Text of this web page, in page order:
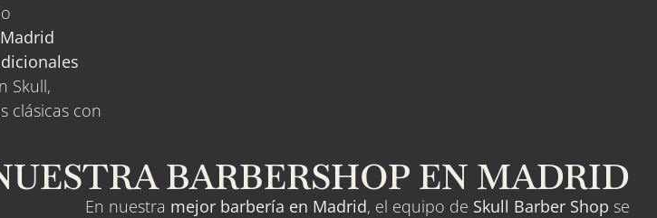
Skull,
clásicas con
BARBERSHOP EN MADRID
En nuestra mejor barbería en Madrid, el equipo de Skull Barber Shop se